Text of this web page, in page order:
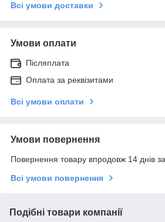
Всі умови доставки
Умови оплати
Післяплата
Оплата за реквізитами
Всі умови оплати
Умови повернення
Повернення товару впродовж 14 днів
Всі умови повернення
Подібні товари компанії